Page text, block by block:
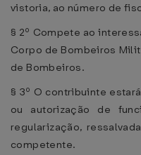
vistoria, ao número de
§ 2º Compete ao
Corpo de Bombeiros
de Bombeiros.
§ 3º O contribuinte
ou autorização de
regularização,
competente.